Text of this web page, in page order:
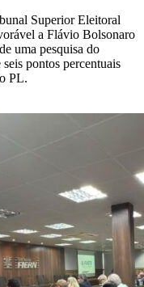
Superior Eleitoral
a Flávio Bolsonaro
uma pesquisa do
pontos percentuais
PL.